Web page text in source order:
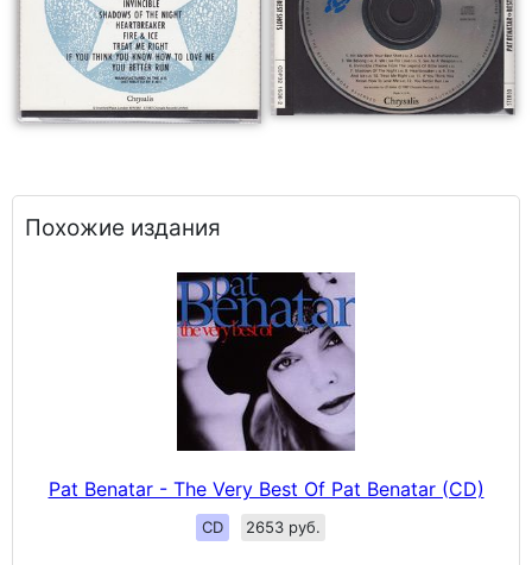
Похожие издания
Pat Benatar - The Very Best Of Pat Benatar (CD)
CD 2653 руб.